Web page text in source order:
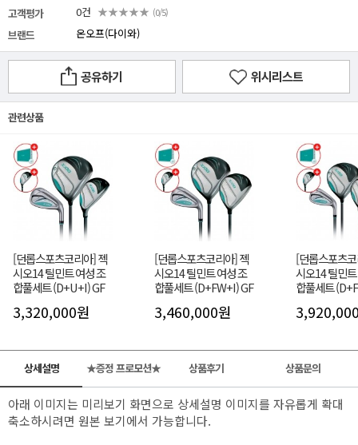
고객평가
0건 ★★★★★ (0/5)
브랜드 온오프(다이와)
공유하기 위시리스트
관련상품
[던롭스포츠코리아] 젝
시오14 틸민트 여성 조
합풀세트 (D+U+I) GF
3,320,000원
[던롭스포츠코리아] 젝
시오14 틸민트 여성 조
합풀세트 (D+FW+I) GF
3,460,000원
[던롭스포츠
시오14 틸민
합풀세트
상세설명 ★증정 프로모션★ 상품후기 상품문의
아래 이미지는 미리보기 화면으로 상세설명 이미지를 자유롭게 확대
축소하시려면 원본 보기에서 가능합니다.